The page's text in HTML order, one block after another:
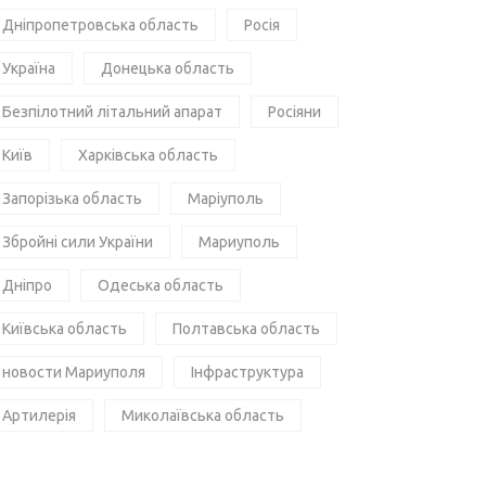
Дніпропетровська область Росія
Україна Донецька область
Безпілотний літальний апарат Росіяни
Київ Харківська область
Запорізька область Маріуполь
Збройні сили України Мариуполь
Дніпро Одеська область
Київська область Полтавська область
новости Мариуполя Інфраструктура
Артилерія Миколаївська область